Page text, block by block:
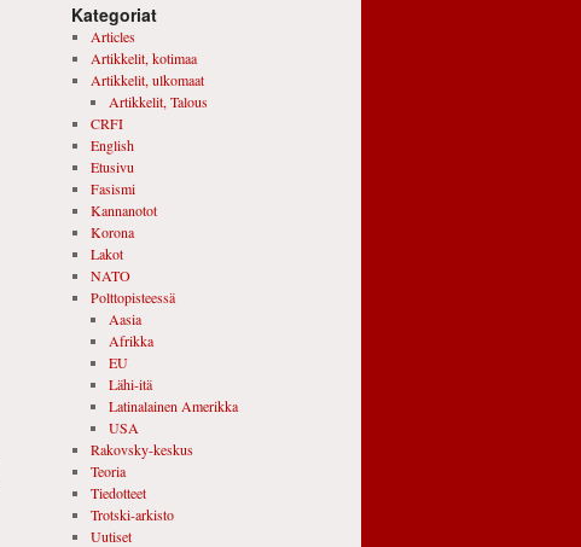
Kategoriat
Articles
Artikkelit, kotimaa
Artikkelit, ulkomaat
Artikkelit, Talous
CRFI
English
Etusivu
Fasismi
Kannanotot
Korona
Lakot
NATO
Polttopisteessä
Aasia
Afrikka
EU
Lähi-itä
Latinalainen Amerikka
USA
Rakovsky-keskus
Teoria
Tiedotteet
Trotski-arkisto
Uutiset